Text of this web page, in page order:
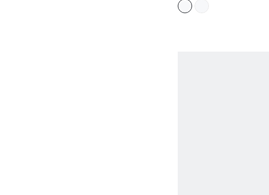
WYKOŃCZENIEM,
JEDWABISTA